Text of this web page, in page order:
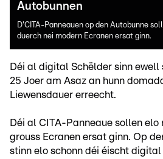
Autobunnen
D'CITA-Panneauen op den Autobunne
duerch nei modern Ecranen ersat ginn.
Déi al digital Schëlder sinn ewell
25 Joer am Asaz an hunn
Liewensdauer erreecht.
Déi al CITA-Panneaue sollen elo
grouss Ecranen ersat ginn. Op
stinn elo schonn déi éischt